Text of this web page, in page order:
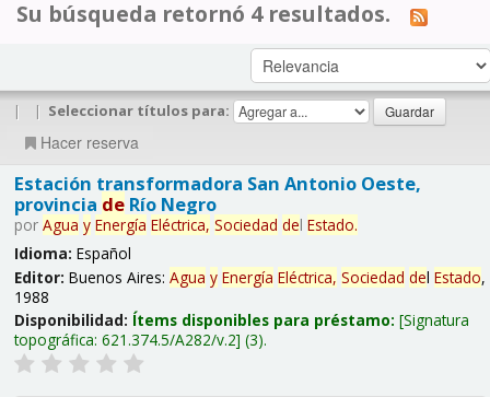
Su búsqueda retornó 4 resultados.
| | Seleccionar títulos para:
Hacer reserva
Estación transformadora San Antonio Oeste,
provincia deRío Negro
por Agua y Energía Eléctrica, Sociedad del Estado.
Idioma: Español
Editor: Buenos Aires: Agua y Energía Eléctrica, Sociedad del Estado,
1988
Disponibilidad: Ítems disponibles para préstamo: Signatura
topográfica: 621.374.5/A282/v.2 (3).